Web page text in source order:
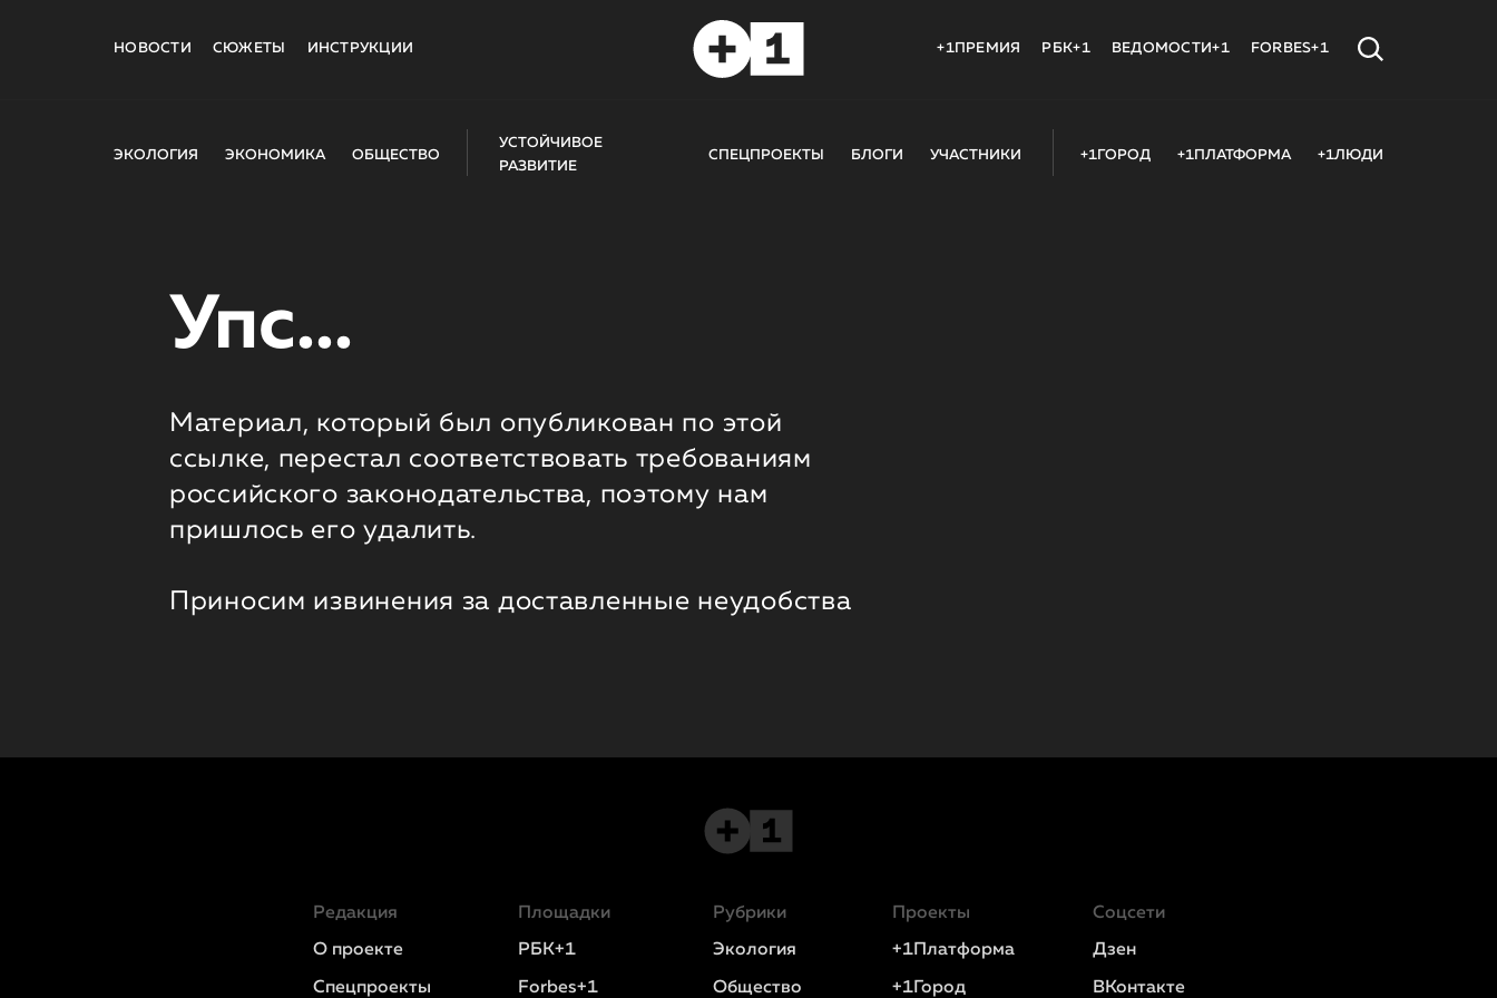
НОВОСТИ СЮЖЕТЫ ИНСТРУКЦИИ +1ПРЕМИЯ РБК+1 ВЕДОМОСТИ+1 FORBES+1
ЭКОЛОГИЯ ЭКОНОМИКА ОБЩЕСТВО
УСТОЙЧИВОЕ
РАЗВИТИЕ
СПЕЦПРОЕКТЫ БЛОГИ УЧАСТНИКИ +1ГОРОД +1ПЛАТФОРМА +1ЛЮДИ
Упс...
Материал, который был опубликован по этой
ссылке, перестал соответствовать требованиям
российского законодательства, поэтому нам
пришлось его удалить.
Приносим извинения за доставленные неудобства
Редакция
О проекте
Спецпроекты
Площадки
РБК+1
Forbes+1
Рубрики
Экология
Общество
Проекты
+1Платформа
+1Город
Соцсети
Дзен
ВКонтакте